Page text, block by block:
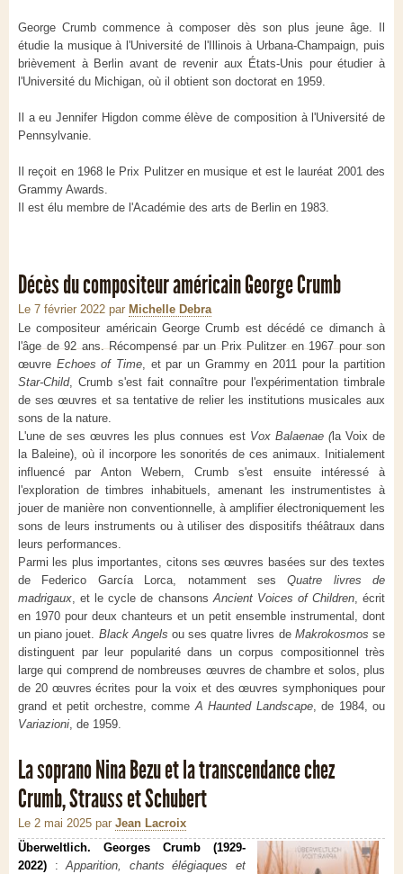
George Crumb commence à composer dès son plus jeune âge. Il
étudie la musique à l'Université de l'Illinois à Urbana-Champaign, puis
brièvement à Berlin avant de revenir aux États-Unis pour étudier à
l'Université du Michigan, où il obtient son doctorat en 1959.
Il a eu Jennifer Higdon comme élève de composition à l'Université de
Pennsylvanie.
Il reçoit en 1968 le Prix Pulitzer en musique et est le lauréat 2001 des
Grammy Awards.
Il est élu membre de l'Académie des arts de Berlin en 1983.
Décès du compositeur américain George Crumb
Le 7 février 2022 par Michelle Debra
Le compositeur américain George Crumb est décédé ce dimanch à
l'âge de 92 ans. Récompensé par un Prix Pulitzer en 1967 pour son
œuvre Echoes of Time, et par un Grammy en 2011 pour la partition
Star-Child, Crumb s'est fait connaître pour l'expérimentation timbrale
de ses œuvres et sa tentative de relier les institutions musicales aux
sons de la nature.
L'une de ses œuvres les plus connues est Vox Balaenae (la Voix de
la Baleine), où il incorpore les sonorités de ces animaux. Initialement
influencé par Anton Webern, Crumb s'est ensuite intéressé à
l'exploration de timbres inhabituels, amenant les instrumentistes à
jouer de manière non conventionnelle, à amplifier électroniquement les
sons de leurs instruments ou à utiliser des dispositifs théâtraux dans
leurs performances.
Parmi les plus importantes, citons ses œuvres basées sur des textes
de Federico García Lorca, notamment sesQuatre livres de
madrigaux, et le cycle de chansonsAncient Voices of Children, écrit
en 1970 pour deux chanteurs et un petit ensemble instrumental, dont
un piano jouet. Black Angels ou ses quatre livres de Makrokosmos se
distinguent par leur popularité dans un corpus compositionnel très
large qui comprend de nombreuses œuvres de chambre et solos, plus
de 20 œuvres écrites pour la voix et des œuvres symphoniques pour
grand et petit orchestre, commeA Haunted Landscape, de 1984, ou
Variazioni, de 1959.
La soprano Nina Bezu et la transcendance chez
Crumb, Strauss et Schubert
Le 2 mai 2025 par Jean Lacroix
Überweltlich. Georges Crumb (1929-
2022) :Apparition, chants élégiaques et